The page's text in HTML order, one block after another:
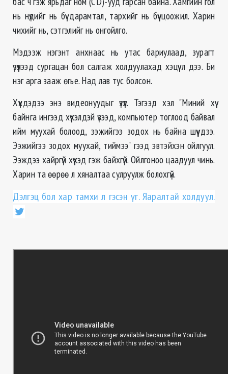
нь нүдийг нь бүү дарамтал, тархийг нь бүү цоожил. Харин
чихийг нь, сэтгэлийг нь онгойлго.
Мэдээж нэгэнт анхнаас нь утас бариулаад, зурагт
үзүүлээд сургацан бол салгаж холдуулахад хэцүү л дээ. Би
нэг арга зааж өгье. Над лав тус болсон.
Хүүхдэдээ энэ видеонуудыг үзүүл. Тэгээд хэл "Миний хүү
байнга ингээд хүүхэлдэй үзээд, компьютер тоглоод байвал
ийм муухай болоод, ээжийгээ зодох нь байна шүү дээ.
Ээжийгээ зодох муухай, тиймээ" гээд эвтэйхэн ойлгуул.
Ээждээ хайргүй хүүхэд гэж байхгүй. Ойлгоноо цаадуул чинь.
Харин та өөрөө л хяналтаа сулруулж болохгүй.
Дэлгэц бол хар тамхи л гэсэн үг. Яаралтай холдуул.